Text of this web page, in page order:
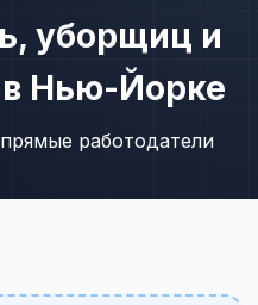
уборщиц и
Нью-Йорке
работодатели